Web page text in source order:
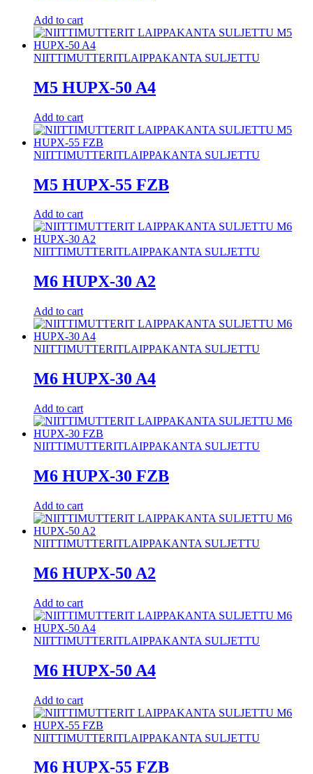
Add to cart
NIITTIMUTTERITLAIPPAKANTA SULJETTU
M5 HUPX-50 A4
Add to cart
NIITTIMUTTERITLAIPPAKANTA SULJETTU
M5 HUPX-55 FZB
Add to cart
NIITTIMUTTERITLAIPPAKANTA SULJETTU
M6 HUPX-30 A2
Add to cart
NIITTIMUTTERITLAIPPAKANTA SULJETTU
M6 HUPX-30 A4
Add to cart
NIITTIMUTTERITLAIPPAKANTA SULJETTU
M6 HUPX-30 FZB
Add to cart
NIITTIMUTTERITLAIPPAKANTA SULJETTU
M6 HUPX-50 A2
Add to cart
NIITTIMUTTERITLAIPPAKANTA SULJETTU
M6 HUPX-50 A4
Add to cart
NIITTIMUTTERITLAIPPAKANTA SULJETTU
M6 HUPX-55 FZB